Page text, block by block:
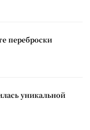
переброски
уникальной